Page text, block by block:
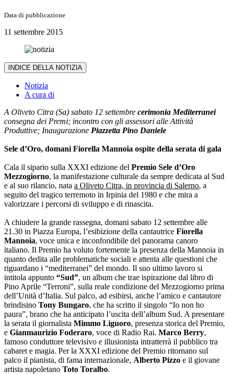
Data di pubblicazione
11 settembre 2015
INDICE DELLA NOTIZIA
Notizia
A cura di
A Oliveto Citra (Sa) sabato 12 settembre cerimonia Mediterranei
consegna dei Premi; incontro con gli assessori alle Attività
Produttive; Inaugurazione Piazzetta Pino Daniele
Sele d’Oro, domani Fiorella Mannoia ospite della serata di gala
Cala il sipario sulla XXXI edizione del Premio Sele d’Oro
Mezzogiorno, la manifestazione culturale da sempre dedicata al Sud
e al suo rilancio, nata a Oliveto Citra, in provincia di Salerno, a
seguito del tragico terremoto in Irpinia del 1980 e che mira a
valorizzare i percorsi di sviluppo e di rinascita.
A chiudere la grande rassegna, domani sabato 12 settembre alle
21.30 in Piazza Europa, l’esibizione della cantautrice Fiorella
Mannoia, voce unica e inconfondibile del panorama canoro
italiano. Il Premio ha voluto fortemente la presenza della Mannoia in
quanto dedita alle problematiche sociali e attenta alle questioni che
riguardano i “mediterranei” del mondo. Il suo ultimo lavoro si
intitola appunto “Sud”, un album che trae ispirazione dal libro di
Pino Aprile “Terroni”, sulla reale condizione del Mezzogiorno prima
dell’Unità d’Italia. Sul palco, ad esibirsi, anche l’amico e cantautore
brindisino Tony Bungaro, che ha scritto il singolo “Io non ho
paura”, brano che ha anticipato l’uscita dell’album Sud. A presentare
la serata il giornalista Mimmo Liguoro, presenza storica del Premio,
e Gianmaurizio Foderaro, voce di Radio Rai. Marco Berry,
famoso conduttore televisivo e illusionista intratterrà il pubblico tra
cabaret e magia. Per la XXXI edizione del Premio ritornano sul
palco il pianista, di fama internazionale, Alberto Pizzo e il giovane
artista napoletano Toto Toralbo.